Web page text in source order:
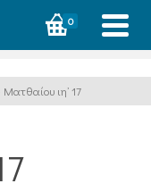
0
Ματθαίου ιη’ 17